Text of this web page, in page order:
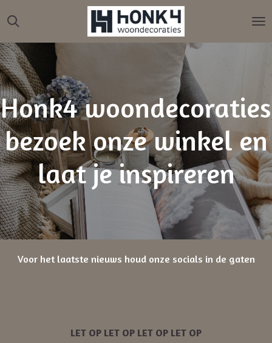
Ga
direct
naar
de
hoofdinhoud
Honk4 woondecoraties
bezoek onze winkel en
laat je inspireren
Voor het laatste nieuws houd onze socials in de gaten
LET OP LET OP LET OP LET OP